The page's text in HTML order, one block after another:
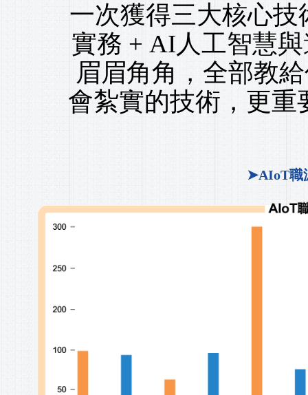
一次獲得三大核心
實務 + AI人工智慧
眉眉角角，全部教
會紮實的技術，更重
➤AIoT職